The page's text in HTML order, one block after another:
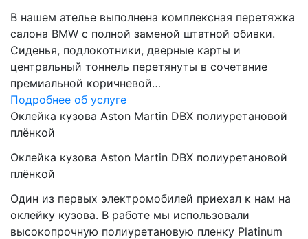
В нашем ателье выполнена комплексная перетяжка
салона BMW с полной заменой штатной обивки.
Сиденья, подлокотники, дверные карты и
центральный тоннель перетянуты в сочетание
премиальной коричневой…
Подробнее об услуге
Оклейка кузова Aston Martin DBX полиуретановой
плёнкой
Оклейка кузова Aston Martin DBX полиуретановой
плёнкой
Один из первых электромобилей приехал к нам на
оклейку кузова. В работе мы использовали
высокопрочную полиуретановую пленку Platinum